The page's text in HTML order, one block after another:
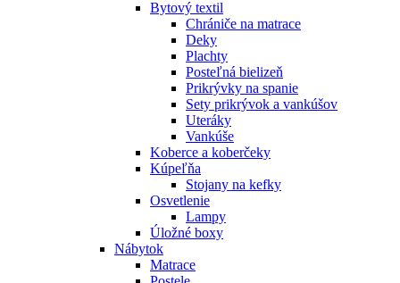
Bytový textil
Chrániče na matrace
Deky
Plachty
Posteľná bielizeň
Prikrývky na spanie
Sety prikrývok a vankúšov
Uteráky
Vankúše
Koberce a koberčeky
Kúpeľňa
Stojany na kefky
Osvetlenie
Lampy
Úložné boxy
Nábytok
Matrace